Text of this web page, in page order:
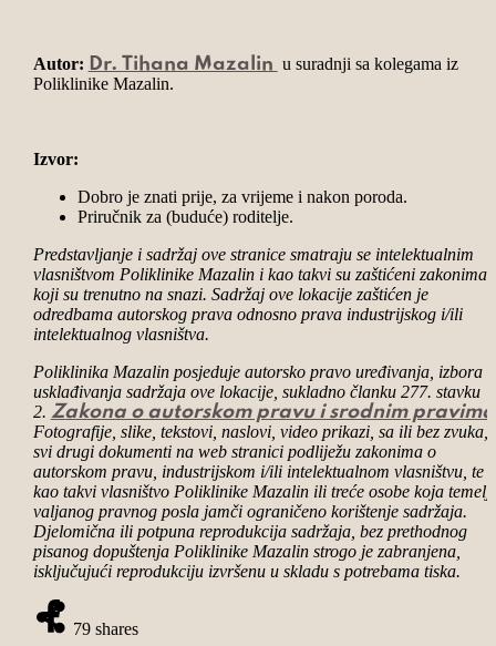
Autor: Dr. Tihana Mazalin u suradnji sa kolegama iz
Poliklinike Mazalin.
Izvor:
Dobro je znati prije, za vrijeme i nakon poroda.
Priručnik za (buduće) roditelje.
Predstavljanje i sadržaj ove stranice smatraju se intelektualnim
vlasništvom Poliklinike Mazalin i kao takvi su zaštićeni zakonima
koji su trenutno na snazi. Sadržaj ove lokacije zaštićen je
odredbama autorskog prava odnosno prava industrijskog i/ili
intelektualnog vlasništva.
Poliklinika Mazalin posjeduje autorsko pravo uređivanja, izbora i
usklađivanja sadržaja ove lokacije, sukladno članku 277. stavku
2. Zakona o autorskom pravu i srodnim pravima
Fotografije, slike, tekstovi, naslovi, video prikazi, sa ili bez zvuka,
svi drugi dokumenti na web stranici podliježu zakonima o
autorskom pravu, industrijskom i/ili intelektualnom vlasništvu, te
kao takvi vlasništvo Poliklinike Mazalin ili treće osobe koja
valjanog pravnogposla jamči ograničeno korištenje sadržaja.
Djelomična ili potpuna reprodukcija sadržaja, bez prethodnog
pisanog dopuštenja Poliklinike Mazalin strogo je zabranjena,
isključujući reprodukciju izvršenu u skladu s potrebama tiska.
79 shares